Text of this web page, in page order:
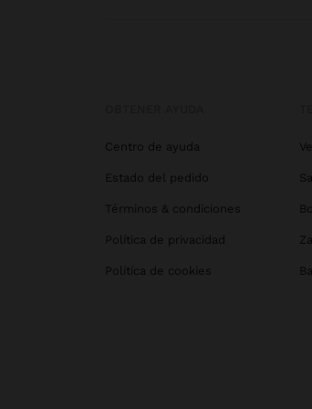
Centro de ayuda
Estado del pedido
Términos & condiciones
Política de privacidad
Política de cookies